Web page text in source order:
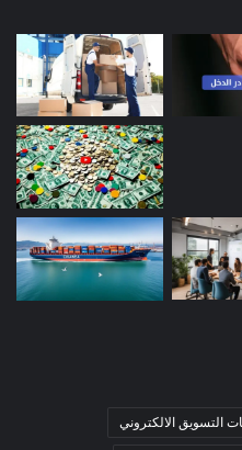
التسويق الالكتروني